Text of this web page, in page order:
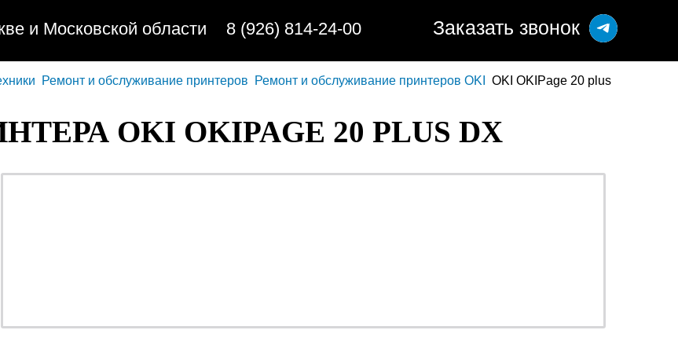
и Московской области 8 (926) 814-24-00 Заказать звонок
Ремонт и обслуживание принтеров Ремонт и обслуживание принтеров OKI
OKI OKIPage 20 plus
OKI OKIPAGE 20 PLUS DX